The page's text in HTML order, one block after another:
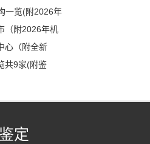
一览(附2026年
（附2026年机
心（附全新
共9家(附鉴
定